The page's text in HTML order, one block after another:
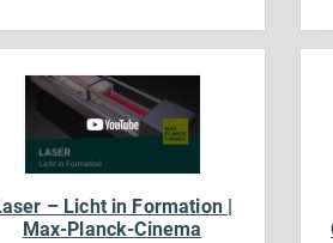
– Licht in Formation |
Max-Planck-Cinema